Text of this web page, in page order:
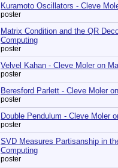
Kuramoto Oscillators - Cleve
poster
Matrix Condition and the QR
Computing
poster
Velvel Kahan - Cleve Moler on
poster
Beresford Parlett - Cleve Moler
poster
Double Pendulum - Cleve Moler
poster
SVD Measures Partisanship in
Computing
poster